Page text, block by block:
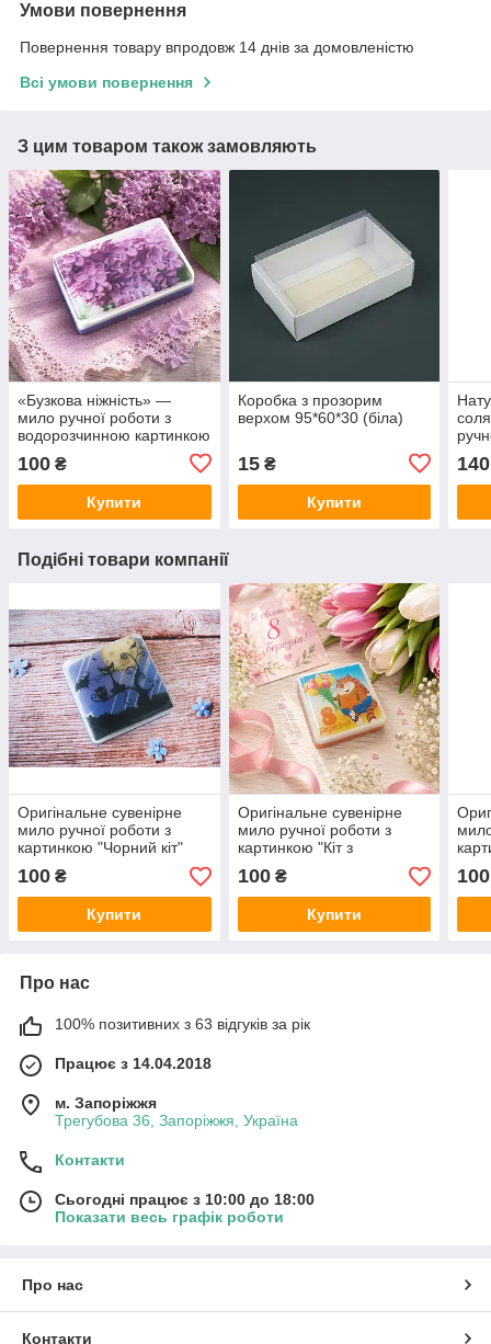
Умови повернення
Повернення товару впродовж 14 днів за домовленістю
Всі умови повернення
З цим товаром також замовляють
«Бузкова ніжність» —
мило ручної роботи з
водорозчинною картинкою
100 ₴
Купити
Коробка з прозорим
верхом 95*60*30 (біла)
15₴
Купити
140
Подібні товари компанії
Оригінальне сувенірне
мило ручної роботи з
картинкою "Чорний кіт"
100 ₴
Купити
Оригінальне сувенірне
мило ручної роботи з
картинкою "Кіт з
тюльпанами"
100₴
Купити
100
Про нас
100% позитивних з 63 відгуків за рік
Працює з 14.04.2018
м. Запоріжжя
Трегубова 36, Запоріжжя, Україна
Контакти
Сьогодні працює з 10:00 до 18:00
Показати весь графік роботи
Про нас
Контакти